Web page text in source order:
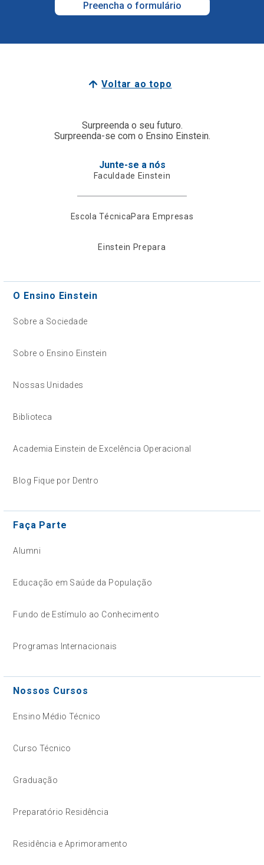
Preencha o formulário
Voltar ao topo
Surpreenda o seu futuro.
Surpreenda-se com o Ensino Einstein.
Junte-se a nós
Faculdade Einstein
Escola TécnicaPara Empresas
Einstein Prepara
O Ensino Einstein
Sobre a Sociedade
Sobre o Ensino Einstein
Nossas Unidades
Biblioteca
Academia Einstein de Excelência Operacional
Blog Fique por Dentro
Faça Parte
Alumni
Educação em Saúde da População
Fundo de Estímulo ao Conhecimento
Programas Internacionais
Nossos Cursos
Ensino Médio Técnico
Curso Técnico
Graduação
Preparatório Residência
Residência e Aprimoramento